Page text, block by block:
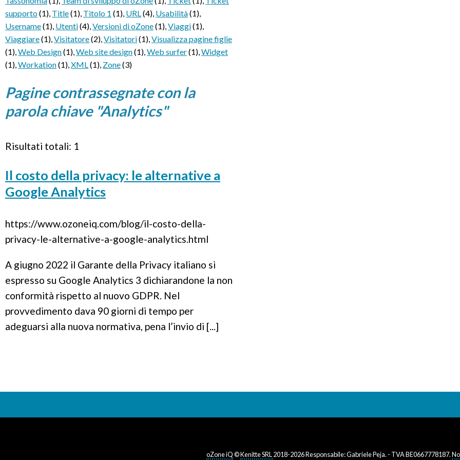
supporto(1), Title(1), Titolo 1 (1), URL(4), Usabilità(1),
Username(1), Utenti(4),Versioni di oZone(1),Viaggi(1),
Viaggiare(1),Visitatore(2),Visitatori(1),Visualizza pagine figlie
(1),Web Design(1),Web site design(1),Web surfer(1),Widget
(1),Workation(1),XML(1), Zone(3)
Pagine contrassegnate con la
parola chiave "Analytics"
Risultati totali: 1
Il costo della privacy: le alternative a
Google Analytics
https://www.ozoneiq.com/blog/il-costo-della-
privacy-le-alternative-a-google-analytics.html
A giugno 2022 il Garante della Privacy italiano si
espresso su Google Analytics 3 dichiarandone la non
conformità rispetto al nuovo GDPR. Nel
provvedimento dava 90 giorni di tempo per
adeguarsi alla nuova normativa, pena l’invio di [...]
oZone iQ©Kenitte SRL2018-2026 Responsabile: Gabriele Peja. - TVA BE0667778187.